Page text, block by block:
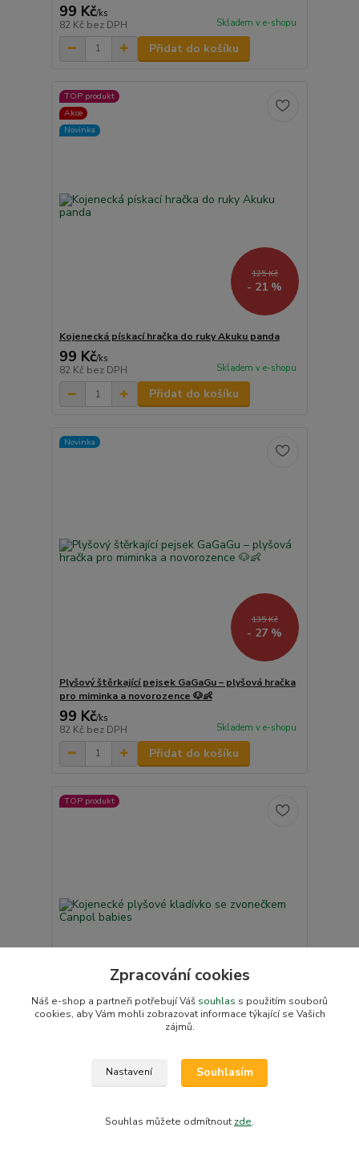
99 Kč/ks
82 Kč bez DPH Skladem v e-shopu
Přidat do košíku
TOP produkt
Akce
Novinka
125 Kč
- 21 %
Kojenecká pískací hračka do ruky Akuku panda
99 Kč/ks
82 Kč bez DPH Skladem v e-shopu
Přidat do košíku
Novinka
135 Kč
- 27 %
Plyšový štěrkající pejsek GaGaGu – plyšová hračka
pro miminka a novorozence 🐶👶
99 Kč/ks
82 Kč bez DPH Skladem v e-shopu
Přidat do košíku
TOP produkt
/ks
bez DPH Skladem v e-shopu
Zpracování cookies
Náš e-shop a partneři potřebují Váš souhlas s použitím souborů
cookies, aby Vám mohli zobrazovat informace týkající se Vašich
zájmů.
Nastavení Souhlasím
Souhlas můžete odmítnout zde.